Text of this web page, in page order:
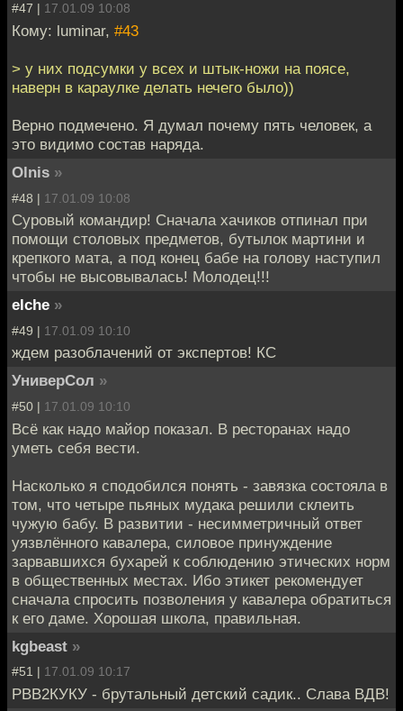
#47 | 17.01.09 10:08
Кому: luminar, #43
> у них подсумки у всех и штык-ножи на поясе,
наверн в караулке делать нечего было))
Верно подмечено. Я думал почему пять человек, а
это видимо состав наряда.
Olnis »
#48 | 17.01.09 10:08
Суровый командир! Сначала хачиков отпинал при
помощи столовых предметов, бутылок мартини и
крепкого мата, а под конец бабе на голову наступил
чтобы не высовывалась! Молодец!!!
elche »
#49 | 17.01.09 10:10
ждем разоблачений от экспертов! КС
УниверСол »
#50 | 17.01.09 10:10
Всё как надо майор показал. В ресторанах надо
уметь себя вести.
Насколько я сподобился понять - завязка состояла в
том, что четыре пьяных мудака решили склеить
чужую бабу. В развитии - несимметричный ответ
уязвлённого кавалера, силовое принуждение
зарвавшихся бухарей к соблюдению этических норм
в общественных местах. Ибо этикет рекомендует
сначала спросить позволения у кавалера обратиться
к его даме. Хорошая школа, правильная.
kgbeast »
#51 | 17.01.09 10:17
РВВ2КУКУ - брутальный детский садик.. Слава ВДВ!